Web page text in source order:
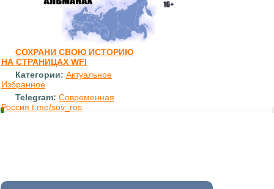
СОХРАНИ СВОЮ ИСТОРИЮ
НА СТРАНИЦАХ WFI
Категории: Актуальное
Избранное
Telegram: Современная
Россия t.me/sov_ros